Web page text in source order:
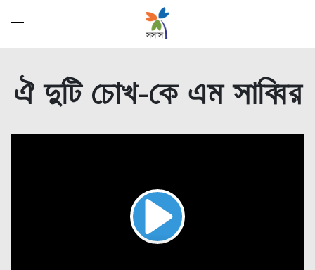
ঐ দুটি চোখ-কে এম সাব্বির
Play